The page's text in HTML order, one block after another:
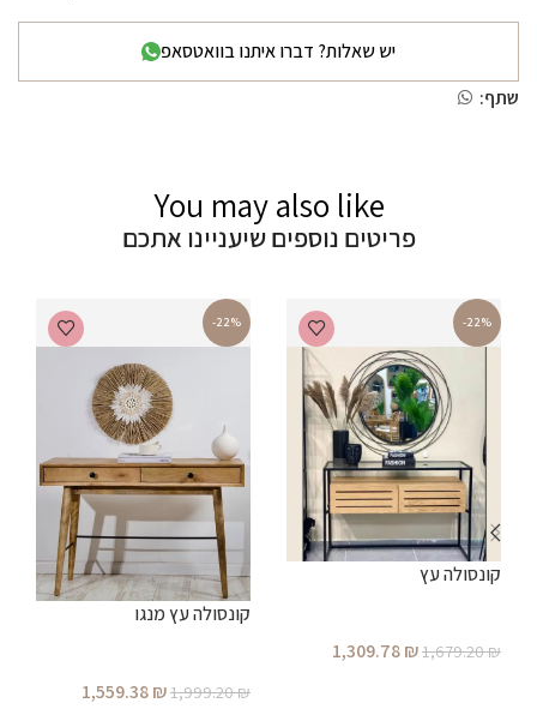
יש שאלות? דברו איתנו בוואטסאפ
שתף:
You may also like
פריטים נוספים שיעניינו אתכם
-22%
קונסולה עץ
1,679.20₪
1,309.78₪
-22%
קונסולה עץ מנגו
1,999.20₪
1,559.38₪